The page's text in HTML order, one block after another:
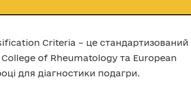
Criteria – це стандартизований
of Rheumatology та European
для діагностики подагри.